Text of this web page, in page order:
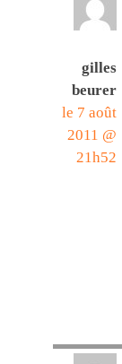
gilles
beurer
le 7 août
2011 @
21h52